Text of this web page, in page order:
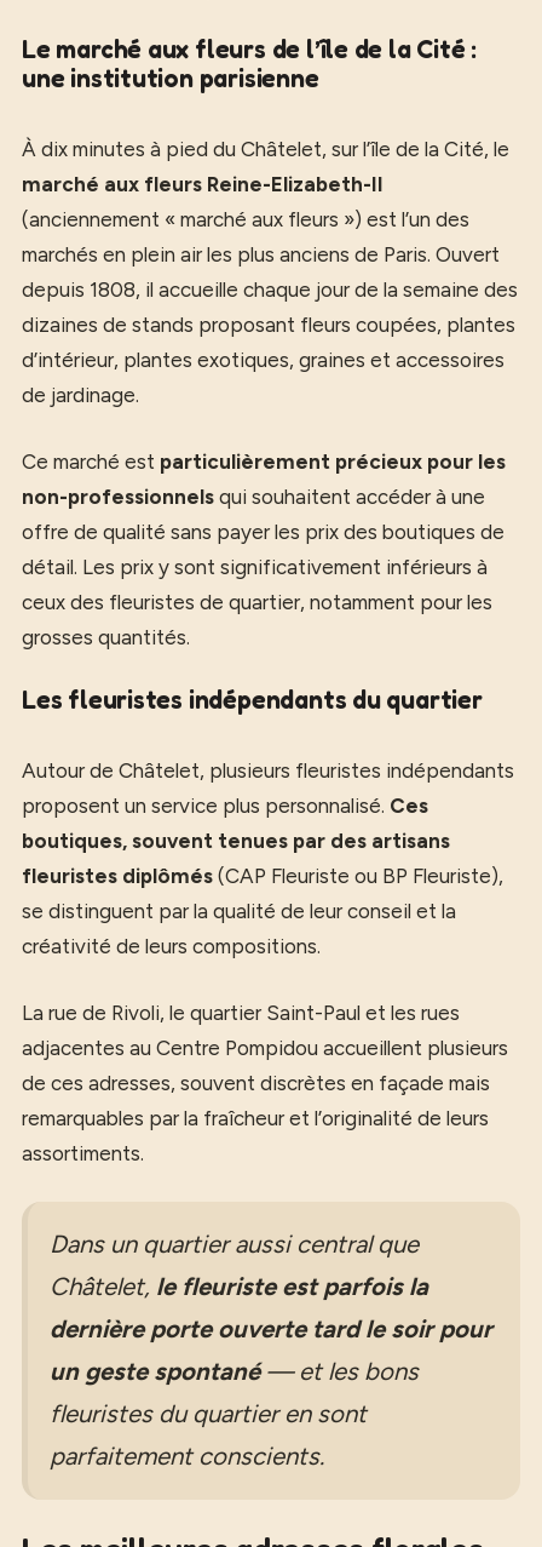
Le marché aux fleurs de l’île de la Cité :
une institution parisienne
À dix minutes à pied du Châtelet, sur l’île de la Cité, le
marché aux fleurs Reine-Elizabeth-II
(anciennement « marché aux fleurs ») est l’un des
marchés en plein air les plus anciens de Paris. Ouvert
depuis 1808, il accueille chaque jour de la semaine des
dizaines de stands proposant fleurs coupées, plantes
d’intérieur, plantes exotiques, graines et accessoires
de jardinage.
Ce marché est particulièrement précieux pour les
non-professionnels qui souhaitent accéder à une
offre de qualité sans payer les prix des boutiques de
détail. Les prix y sont significativement inférieurs à
ceux des fleuristes de quartier, notamment pour les
grosses quantités.
Les fleuristes indépendants du quartier
Autour de Châtelet, plusieurs fleuristes indépendants
proposent un service plus personnalisé. Ces
boutiques, souvent tenues par des artisans
fleuristes diplômés (CAP Fleuriste ou BP Fleuriste),
se distinguent par la qualité de leur conseil et la
créativité de leurs compositions.
La rue de Rivoli, le quartier Saint-Paul et les rues
adjacentes au Centre Pompidou accueillent plusieurs
de ces adresses, souvent discrètes en façade mais
remarquables par la fraîcheur et l’originalité de leurs
assortiments.
Dans un quartier aussi central que
Châtelet, le fleuriste est parfois la
dernière porte ouverte tard le soir pour
un geste spontané— et les bons
fleuristes du quartier en sont
parfaitement conscients.